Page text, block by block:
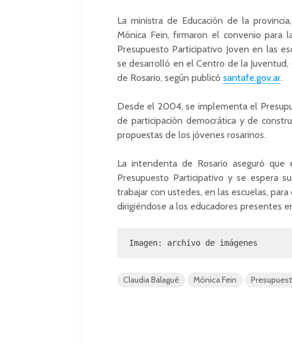
La ministra de Educación de la
Mónica Fein, firmaron el convenio para
Presupuesto Participativo Joven en las
se desarrolló en el Centro de la
de Rosario, según publicó santafe.gov.ar.
Desde el 2004, se implementa el
de participación democrática y de
propuestas de los jóvenes rosarinos.
La intendenta de Rosario aseguró
Presupuesto Participativo y se espera
trabajar con ustedes, en las escuelas,
dirigiéndose a los educadores presentes
Imagen: archivo de imágenes
Claudia Balagué Mónica Fein